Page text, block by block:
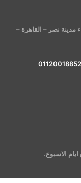
الاولي – زهراء مدينة نصر – القاهرة –
01120018852